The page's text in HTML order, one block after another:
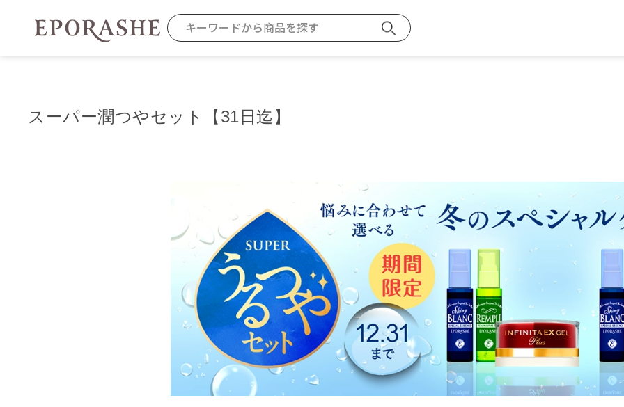
お悩みから探す
乾燥
毛穴
シミ・くすみ
たるみ・むくみ
お買い物ガ
メンバー特典
ご注文方法
お支払方法
送料・配送について
スーパー潤つやセット【31日迄】